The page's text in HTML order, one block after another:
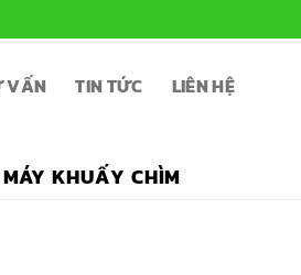
VẤN TIN TỨC LIÊN HỆ
MÁY KHUẤY CHÌM